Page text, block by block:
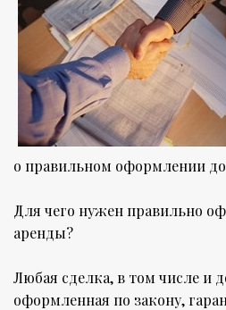
о правильном оформлении
Для чего нужен правильно
аренды?
Любая сделка, в том числе и
оформленная по закону,